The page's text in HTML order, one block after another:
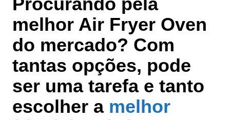
melhor Air Fryer Oven
do mercado? Com
tantas opções, pode
ser uma tarefa e tanto
escolher a melhor